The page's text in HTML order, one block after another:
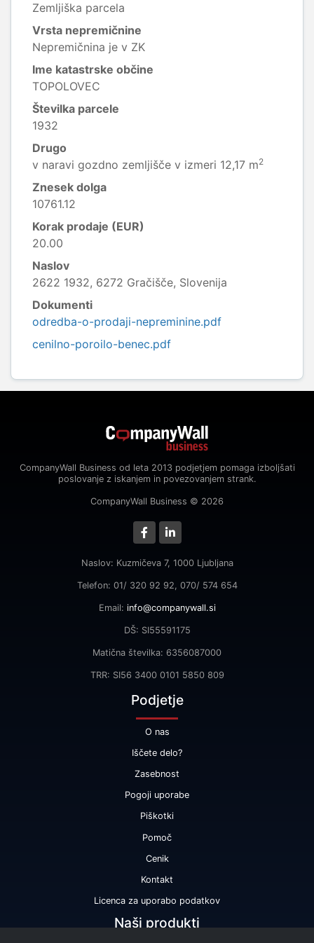
Zemljiška parcela
Vrsta nepremičnine
Nepremičnina je v ZK
Ime katastrske občine
TOPOLOVEC
Številka parcele
1932
Drugo
v naravi gozdno zemljišče v izmeri 12,17 m2
Znesek dolga
10761.12
Korak prodaje (EUR)
20.00
Naslov
2622 1932, 6272 Gračišče, Slovenija
Dokumenti
odredba-o-prodaji-nepreminine.pdf
cenilno-poroilo-benec.pdf
CompanyWall Business od leta 2013 podjetjem pomaga izboljšati
poslovanje z iskanjem in povezovanjem strank.
CompanyWall Business © 2026
Naslov: Kuzmičeva 7, 1000 Ljubljana
Telefon: 01/ 320 92 92, 070/ 574 654
Email: info@companywall.si
DŠ: SI55591175
Matična številka: 6356087000
TRR: SI56 3400 0101 5850 809
Podjetje
O nas
Iščete delo?
Zasebnost
Pogoji uporabe
Piškotki
Pomoč
Cenik
Kontakt
Licenca za uporabo podatkov
Naši produkti